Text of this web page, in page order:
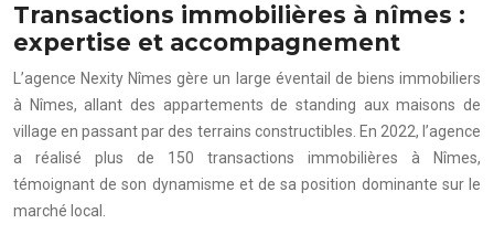
Transactions immobilières à nîmes :
expertise et accompagnement
L’agence Nexity Nîmes gère un large éventail de biens immobiliers
à Nîmes, allant des appartements de standing aux maisons de
village en passant par des terrains constructibles. En 2022, l’agence
a réalisé plus de 150 transactions immobilières à Nîmes,
témoignant de son dynamisme et de sa position dominante sur le
marché local.